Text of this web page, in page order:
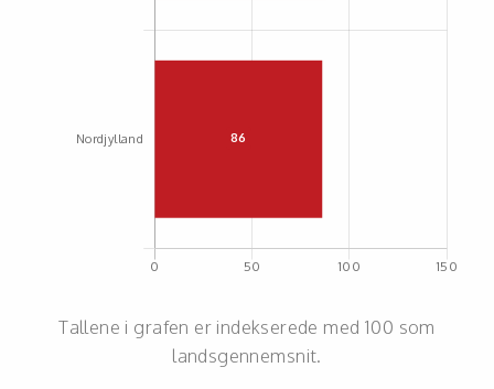
Tallene i grafen er indekserede med 100 som
landsgennemsnit.